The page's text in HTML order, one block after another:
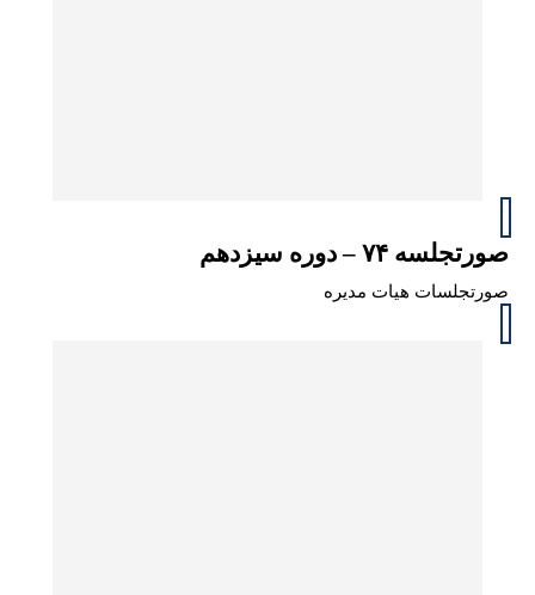
صورتجلسه ۷۴ – دوره سیزدهم
صورتجلسات هیات مدیره